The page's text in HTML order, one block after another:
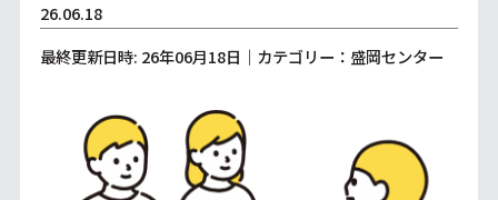
26.06.18
最終更新日時: 26年06月18日｜カテゴリー：盛岡センター